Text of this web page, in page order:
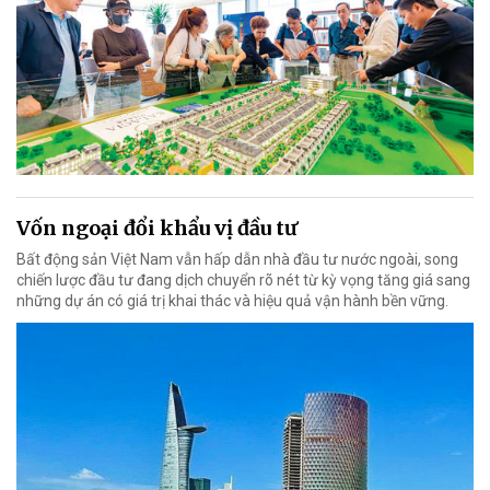
Vốn ngoại đổi khẩu vị đầu tư
Bất động sản Việt Nam vẫn hấp dẫn nhà đầu tư nước ngoài, song
chiến lược đầu tư đang dịch chuyển rõ nét từ kỳ vọng tăng giá sang
những dự án có giá trị khai thác và hiệu quả vận hành bền vững.